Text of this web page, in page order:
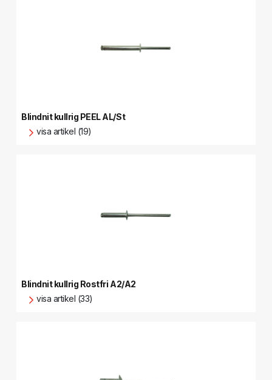
Blindnit kullrig PEEL AL/St
visa artikel (19)
Blindnit kullrig Rostfri A2/A2
visa artikel (33)